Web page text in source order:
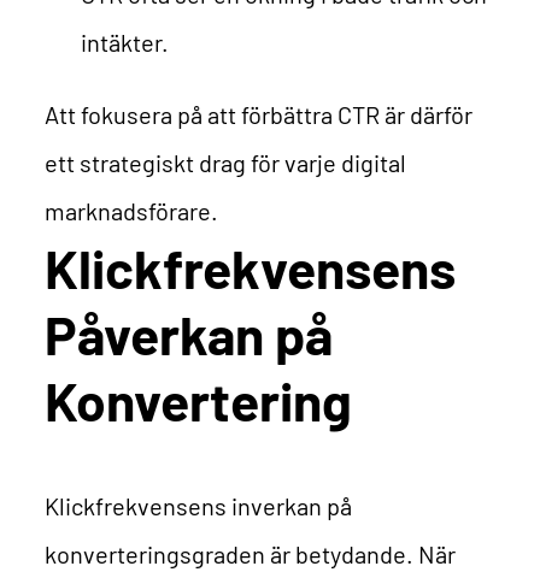
intäkter.
Att fokusera på att förbättra CTR är därför
ett strategiskt drag för varje digital
marknadsförare.
Klickfrekvensens
Påverkan på
Konvertering
Klickfrekvensens inverkan på
konverteringsgraden är betydande. När